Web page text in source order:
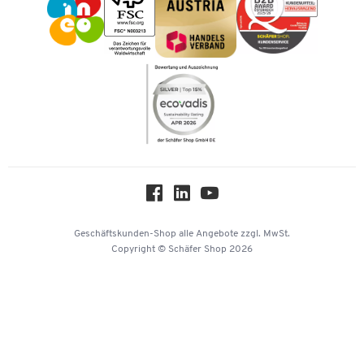
Karriere
Kataloge
Geschäftskunden-Shop alle Angebote zzgl. MwSt.
Copyright © Schäfer Shop 2026